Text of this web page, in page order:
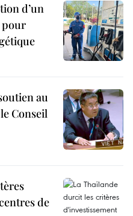
d’un
pour
au
Conseil
de